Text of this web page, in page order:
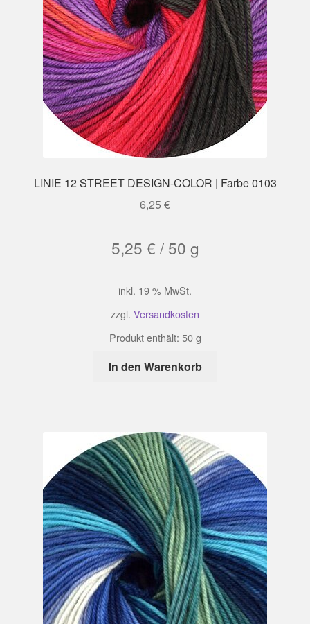
LINIE 12 STREET DESIGN-COLOR | Farbe 0103
6,25 €
5,25 € /50 g
inkl. 19 % MwSt.
zzgl. Versandkosten
Produkt enthält: 50g
In den Warenkorb